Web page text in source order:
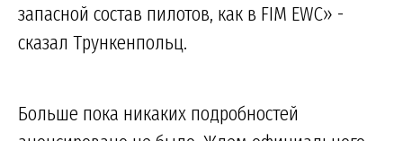
запасной состав пилотов, как в FIM EWC» -
сказал Трункенпольц.
Больше пока никаких подробностей